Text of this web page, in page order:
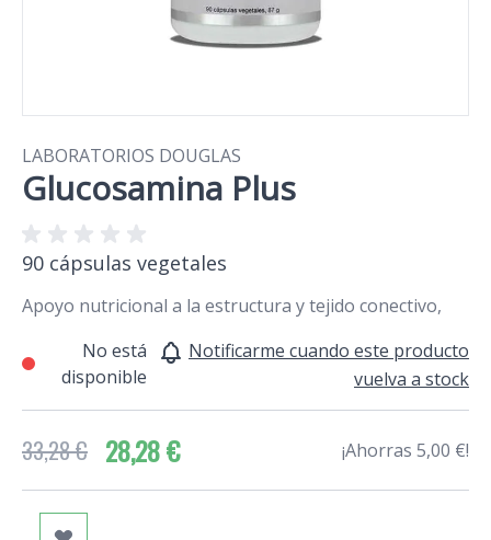
LABORATORIOS DOUGLAS
Glucosamina Plus
90 cápsulas vegetales
Apoyo nutricional a la estructura y tejido conectivo,
No está
disponible
Notificarme cuando este producto
vuelva a stock
33,28 € 28,28 € ¡Ahorras 5,00 €!